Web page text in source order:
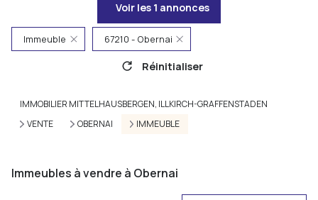
Voir les 1 annonces
Immeuble 67210 - Obernai
Réinitialiser
IMMOBILIER MITTELHAUSBERGEN, ILLKIRCH-GRAFFENSTADEN
VENTE
OBERNAI IMMEUBLE
Immeubles à vendre à Obernai